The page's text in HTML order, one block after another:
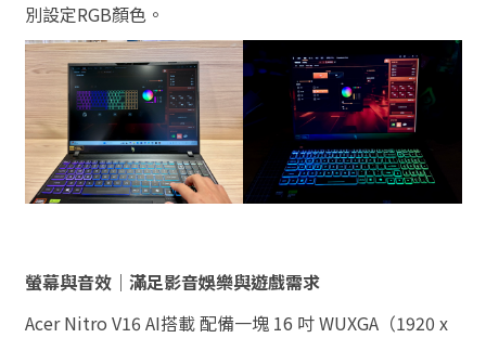
別設定RGB顏色。
螢幕與音效｜滿足影音娛樂與遊戲需求
Acer Nitro V16 AI搭載 配備一塊 16 吋 WUXGA（1920 x